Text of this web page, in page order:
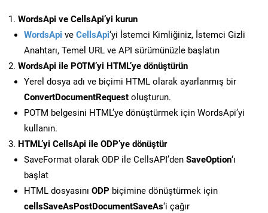
WordsApi ve CellsApi’yi kurun
WordsApi ve CellsApi‘yi İstemci Kimliğiniz, İstemci Gizli
Anahtarı, Temel URL ve API sürümünüzle başlatın
WordsApi ile POTM’yi HTML’ye dönüştürün
Yerel dosya adı ve biçimi HTML olarak ayarlanmış bir
ConvertDocumentRequest oluşturun.
POTM belgesini HTML’ye dönüştürmek için WordsApi’yi
kullanın.
HTML’yi CellsApi ile ODP’ye dönüştür
SaveFormat olarak ODP ile CellsAPI’den SaveOption‘ı
başlat
HTML dosyasını ODP biçimine dönüştürmek için
cellsSaveAsPostDocumentSaveAs‘i çağır